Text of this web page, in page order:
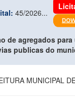
45/2026...
de agregados
publicas do
MUNICIPAL